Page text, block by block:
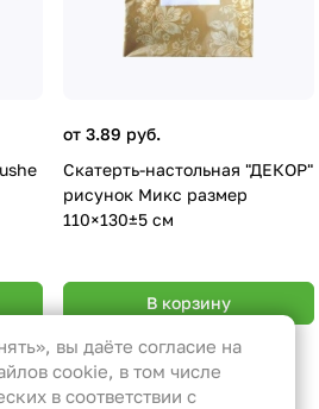
от 3.89 руб.
Скатерть-настольная "ДЕКОР"
рисунок Микс размер
110×130±5 см
В корзину
cookie
для
сайта и не
в наших
вы даёте согласие на
cookie, в том числе
в соответствии с